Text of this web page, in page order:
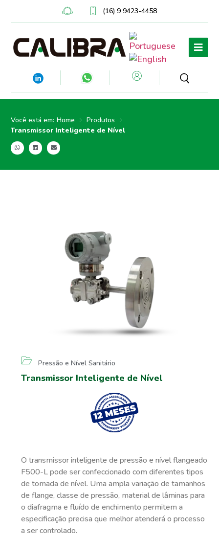
(16) 9 9423-4458
Você está em: Home
Produtos
Transmissor Inteligente de Nível
Pressão e Nível Sanitário
Transmissor Inteligente de Nível
O transmissor inteligente de pressão e nível flangeado
F500-L pode ser confeccionado com diferentes tipos
de tomada de nível. Uma ampla variação de tamanhos
de flange, classe de pressão, material de lâminas para
o diafragma e fluído de enchimento permitem a
especificação precisa que melhor atenderá o processo
a ser controlado.